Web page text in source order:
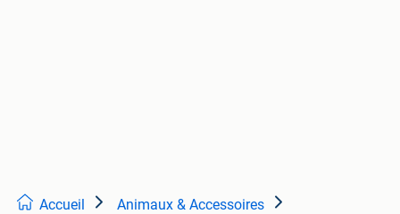
Accueil Animaux & Accessoires